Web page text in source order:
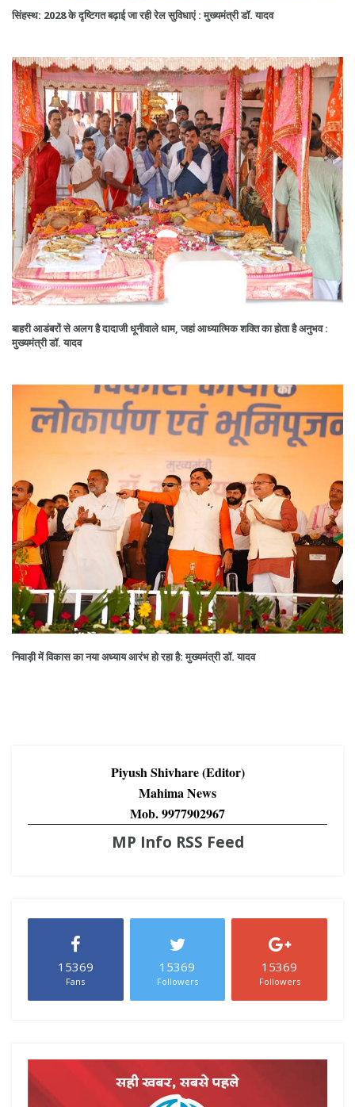
सिंहस्थ: 2028 के दृष्टिगत बढ़ाई जा रही रेल सुविधाएं : मुख्यमंत्री डॉ. यादव
बाहरी आडंबरों से अलग है दादाजी धूनीवाले धाम, जहां आध्यात्मिक शक्ति का होता है अनुभव :
मुख्यमंत्री डॉ. यादव
निवाड़ी में विकास का नया अध्याय आरंभ हो रहा है: मुख्यमंत्री डॉ. यादव
Piyush Shivhare (Editor)
Mahima News
Mob. 9977902967
MP Info RSS Feed
15369
Fans
15369
Followers
15369
Followers